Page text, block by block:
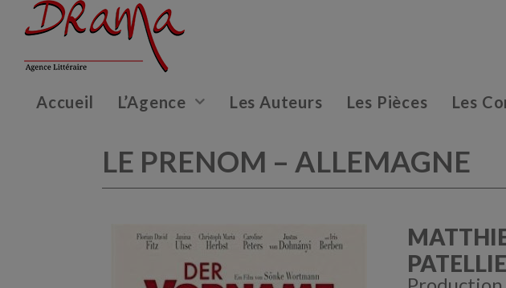
Accueil L’Agence Les Auteurs Les Pièces Les
LE PRENOM – ALLEMAGNE